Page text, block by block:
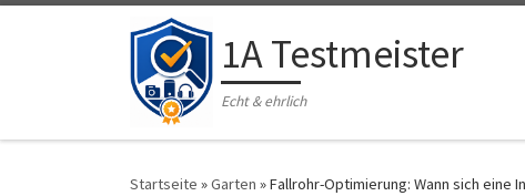
Zum Inhalt springen 1A Testmeister
Echt & ehrlich
Startseite »Garten »Fallrohr-Optimierung: Wann sich eine